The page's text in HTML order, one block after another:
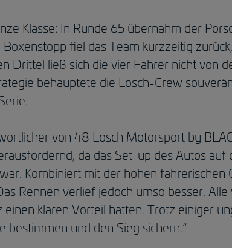
Klasse: In Runde 65 übernahm der
fiel das Team kurzzeitig
Drittel ließ sich die vier Fahrer nicht von
behauptete die Losch-Crew
von 48 Losch Motorsport by
da das Set-up des Autos
Kombiniert mit der hohen fahrerischen
Rennen verlief jedoch umso besser.
klaren Vorteil hatten. Trotz einiger
bestimmen und den Sieg sichern.“